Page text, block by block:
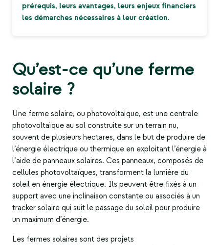
prérequis, leurs avantages, leurs enjeux financiers
les démarches nécessaires à leur création.
Qu’est-ce qu’une ferme
solaire ?
Une ferme solaire, ou photovoltaïque, est une centrale
photovoltaïque au sol construite sur un terrain nu,
souvent de plusieurs hectares, dans le but de produire de
l’énergie électrique ou thermique en exploitant l’énergie à
l’aide de panneaux solaires. Ces panneaux, composés de
cellules photovoltaïques, transforment la lumière du
soleil en énergie électrique. Ils peuvent être fixés à un
support avec une inclinaison constante ou associés à un
tracker solaire qui suit le passage du soleil pour produire
un maximum d’énergie.
Les fermes solaires sont des projets